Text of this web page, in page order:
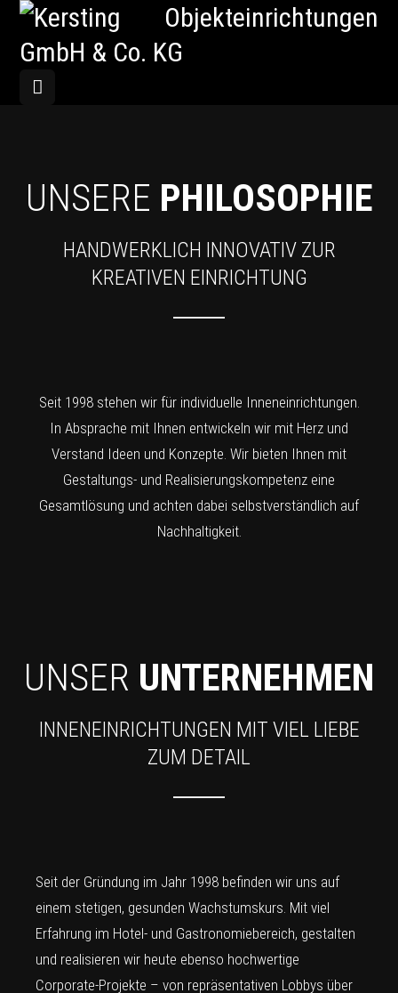
UNSERE PHILOSOPHIE
HANDWERKLICH INNOVATIV ZUR
KREATIVEN EINRICHTUNG
Seit 1998 stehen wir für individuelle Inneneinrichtungen.
In Absprache mit Ihnen entwickeln wir mit Herz und
Verstand Ideen und Konzepte. Wir bieten Ihnen mit
Gestaltungs- und Realisierungskompetenz eine
Gesamtlösung und achten dabei selbstverständlich auf
Nachhaltigkeit.
UNSER UNTERNEHMEN
INNENEINRICHTUNGEN MIT VIEL LIEBE
ZUM DETAIL
Seit der Gründung im Jahr 1998 befinden wir uns auf
einem stetigen, gesunden Wachstumskurs. Mit viel
Erfahrung im Hotel- und Gastronomiebereich, gestalten
und realisieren wir heute ebenso hochwertige
Corporate-Projekte – von repräsentativen Lobbys über